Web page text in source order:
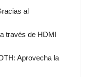
al
través de HDMI
Aprovecha la